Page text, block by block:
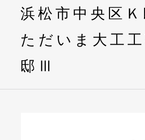
浜松市中央区
ただいま大工
邸Ⅲ